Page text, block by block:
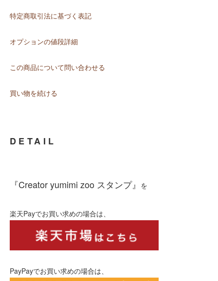
特定商取引法に基づく表記
オプションの値段詳細
この商品について問い合わせる
買い物を続ける
DETAIL
『Creator yumimi zoo スタンプ』 を
楽天Payでお買い求めの場合は、
PayPayでお買い求めの場合は、